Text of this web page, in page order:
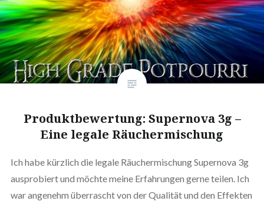
Produktbewertung: Supernova 3g –
Eine legale Räuchermischung
Ich habe kürzlich die legale Räuchermischung Supernova 3g
ausprobiert und möchte meine Erfahrungen gerne teilen. Ich
war angenehm überrascht von der Qualität und den Effekten